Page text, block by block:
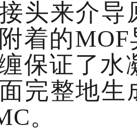
头来介导
着的
保证了水
完整地生
。